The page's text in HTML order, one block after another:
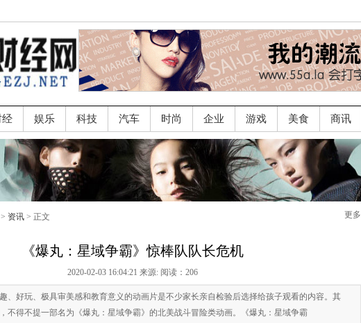
经 娱乐 科技 汽车 时尚 企业 游戏 美食 商讯
> 资讯 > 正文 更多
《爆丸：星域争霸》惊棒队队长危机
2020-02-03 16:04:21 来源: 阅读：206
、好玩、极具审美感和教育意义的动画片是不少家长亲自检验后选择给孩子观看的内容。其
不得不提一部名为《爆丸：星域争霸》的北美战斗冒险类动画。《爆丸：星域争霸